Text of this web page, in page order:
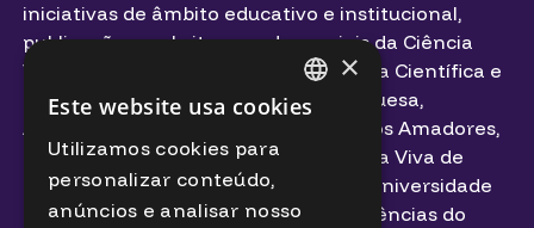
iniciativas de âmbito educativo e institucional,
publicações, websites e redes sociais da Ciência
Viva – Agência Nacional para a Cultura Científica e
Tecnológica, Agência Espacial Portuguesa,
Associação Portuguesa de Astrónomos Amadores,
Município de Bragança, Centro Ciência Viva de
Bragança, Faculdade de Ciências da Universidade
de Lisboa, Instituto de Astrofísica e Ciências do
PORTUGUESE
ENGLISH
×
Este website usa cookies
Utilizamos cookies para
personalizar conteúdo,
anúncios e analisar nosso